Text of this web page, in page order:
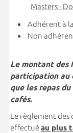
Masters -
Adhérent à
Non
Le montant des
participation au
que les repas
cafés.
Le règlement
effectuéau plus